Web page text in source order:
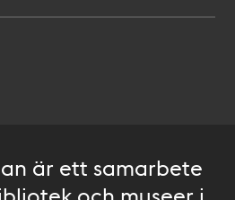
är ett samarbete